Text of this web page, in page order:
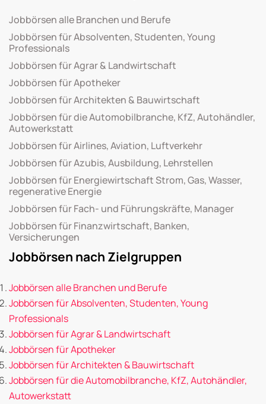
Jobbörsen alle Branchen und Berufe
Jobbörsen für Absolventen, Studenten, Young
Professionals
Jobbörsen für Agrar & Landwirtschaft
Jobbörsen für Apotheker
Jobbörsen für Architekten & Bauwirtschaft
Jobbörsen für die Automobilbranche, KfZ, Autohändler,
Autowerkstatt
Jobbörsen für Airlines, Aviation, Luftverkehr
Jobbörsen für Azubis, Ausbildung, Lehrstellen
Jobbörsen für Energiewirtschaft Strom, Gas, Wasser,
regenerative Energie
Jobbörsen für Fach- und Führungskräfte, Manager
Jobbörsen für Finanzwirtschaft, Banken,
Versicherungen
Jobbörsen nach Zielgruppen
Jobbörsen alle Branchen und Berufe
Jobbörsen für Absolventen, Studenten, Young
Professionals
Jobbörsen für Agrar & Landwirtschaft
Jobbörsen für Apotheker
Jobbörsen für Architekten & Bauwirtschaft
Jobbörsen für die Automobilbranche, KfZ, Autohändler,
Autowerkstatt